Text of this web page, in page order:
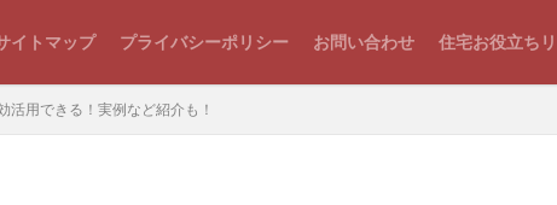
イトマップ プライバシーポリシー お問い合わせ 住宅お役立ち
活用できる！実例など紹介も！